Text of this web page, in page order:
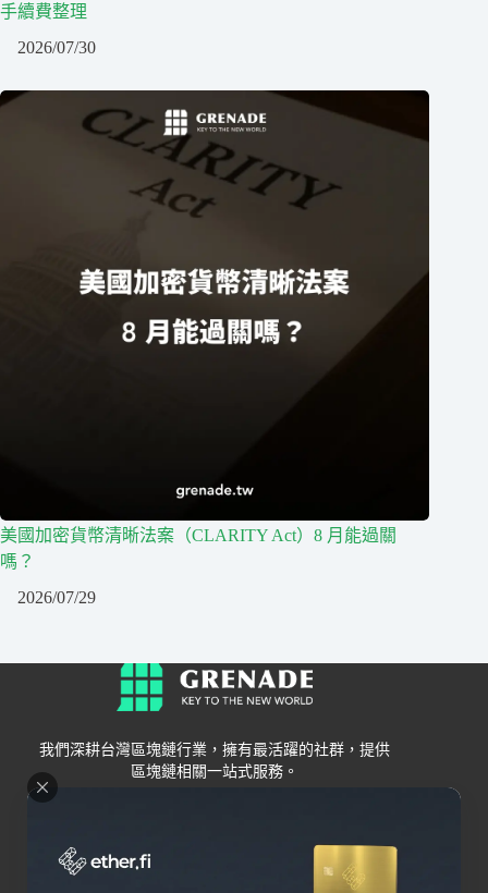
手續費整理
2026/07/30
美國加密貨幣清晰法案（CLARITY Act）8 月能過關
嗎？
2026/07/29
我們深耕台灣區塊鏈行業，擁有最活躍的社群，提供
區塊鏈相關一站式服務。
Grenade 交易所